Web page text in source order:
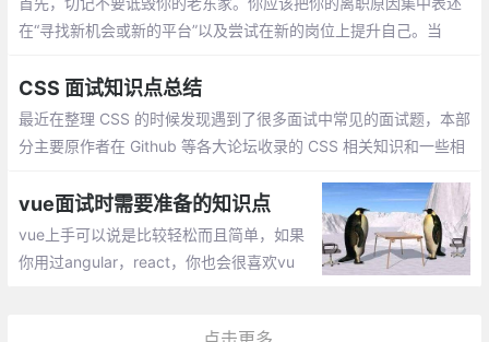
在“寻找新机会或新的平台”以及尝试在新的岗位上提升自己。当
CSS 面试知识点总结
最近在整理 CSS 的时候发现遇到了很多面试中常见的面试题，本部
分主要原作者在 Github 等各大论坛收录的 CSS 相关知识和一些相
以来一次全方位的检漏和排查
vue面试时需要准备的知识点
vue上手可以说是比较轻松而且简单，如果
你用过angular，react，你也会很喜欢vu